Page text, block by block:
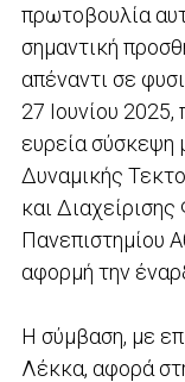
πρωτοβουλία
σημαντική
απέναντι σε
27 Ιουνίου
ευρεία σύσκεψη
Δυναμικής
και
Πανεπιστημίου
αφορμή την
Η σύμβαση, με
Λέκκα, αφορά